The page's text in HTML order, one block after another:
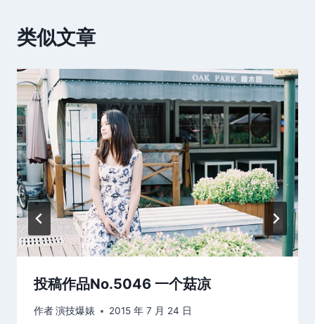
类似文章
投稿作品No.5046 一个菇凉
作者演技爆婊 2015 年 7 月 24 日